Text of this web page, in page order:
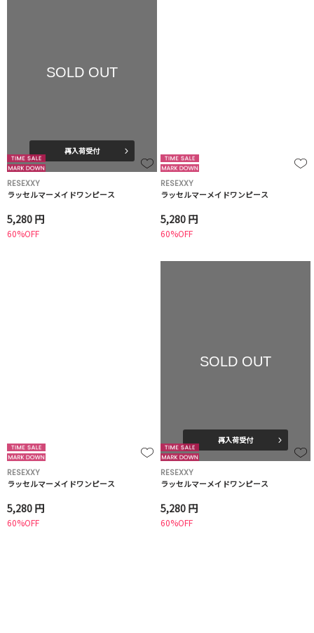
SOLD OUT
再入荷受付
RESEXXY
ラッセルマーメイドワンピース
5,280 円
60%OFF
RESEXXY
ラッセルマーメイドワンピース
5,280 円
60%OFF
RESEXXY
ラッセルマーメイドワンピース
5,280 円
60%OFF
SOLD OUT
再入荷受付
RESEXXY
ラッセルマーメイドワンピース
5,280 円
60%OFF